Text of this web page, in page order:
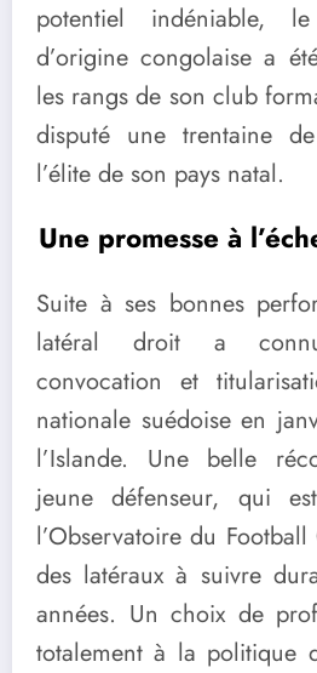
potentiel indéniable,
d’origine congolaise a
les rangs de son club
disputé une trentaine
l’élite de son pays natal.
Une promesse à
Suite à ses bonnes
latéral droit a
convocation et
nationale suédoise en
l’Islande. Une belle
jeune défenseur, qui
l’Observatoire du Football
des latéraux à suivre
années. Un choix de
totalement à la politique